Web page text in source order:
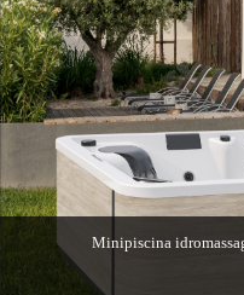
Minipiscina